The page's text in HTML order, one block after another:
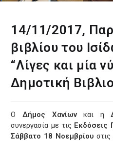
14/11/2017,
βιβλίου του
“Λίγες και μία
Δημοτική
ΟΔήμος Χανίωνκαι η
συνεργασία με τις Εκδόσεις
Σάββατο 18 Νοεμβρίου στις